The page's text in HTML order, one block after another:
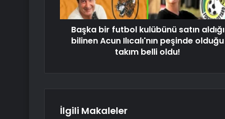
Başka bir futbol kulübünü satın aldığı
bilinen Acun Ilıcalı'nın peşinde olduğu
takım belli oldu!
İlgili Makaleler